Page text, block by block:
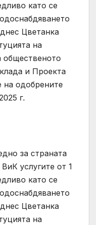
като се
Цветанка
на
и Проекта
на одобрените
г.
за страната
услугите от 1
като се
Цветанка
на